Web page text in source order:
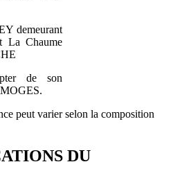
demeurant
La Chaume
de son
peut varier selon la composition
DU